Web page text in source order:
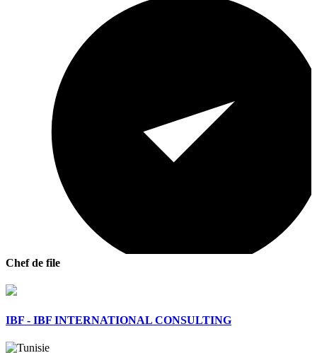
Chef de file
IBF - IBF INTERNATIONAL CONSULTING